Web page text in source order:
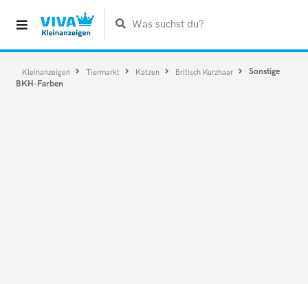
Was suchst du?
Kleinanzeigen Tiermarkt Katzen Britisch Kurzhaar
Sonstige
BKH-Farben